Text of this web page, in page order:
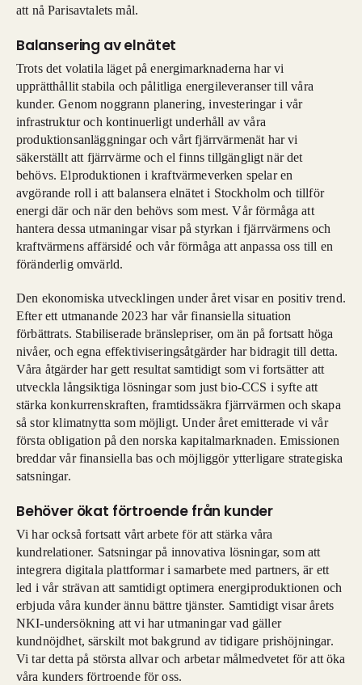
att nå Parisavtalets mål.
Balansering av elnätet
Trots det volatila läget på energimarknaderna har vi
upprätthållit stabila och pålitliga energileveranser till våra
kunder. Genom noggrann planering, investeringar i vår
infrastruktur och kontinuerligt underhåll av våra
produktionsanläggningar och vårt fjärrvärmenät har vi
säkerställt att fjärrvärme och el finns tillgängligt när det
behövs. Elproduktionen i kraftvärmeverken spelar en
avgörande roll i att balansera elnätet i Stockholm och tillför
energi där och när den behövs som mest. Vår förmåga att
hantera dessa utmaningar visar på styrkan i fjärrvärmens och
kraftvärmens affärsidé och vår förmåga att anpassa oss till en
föränderlig omvärld.
Den ekonomiska utvecklingen under året visar en positiv trend.
Efter ett utmanande 2023 har vår finansiella situation
förbättrats. Stabiliserade bränslepriser, om än på fortsatt höga
nivåer, och egna effektiviseringsåtgärder har bidragit till detta.
Våra åtgärder har gett resultat samtidigt som vi fortsätter att
utveckla långsiktiga lösningar som just bio-CCS i syfte att
stärka konkurrenskraften, framtidssäkra fjärrvärmen och skapa
så stor klimatnytta som möjligt. Under året emitterade vi vår
första obligation på den norska kapitalmarknaden. Emissionen
breddar vår finansiella bas och möjliggör ytterligare strategiska
satsningar.
Behöver ökat förtroende från kunder
Vi har också fortsatt vårt arbete för att stärka våra
kundrelationer. Satsningar på innovativa lösningar, som att
integrera digitala plattformar i samarbete med partners, är ett
led i vår strävan att samtidigt optimera energiproduktionen och
erbjuda våra kunder ännu bättre tjänster. Samtidigt visar årets
NKI-undersökning att vi har utmaningar vad gäller
kundnöjdhet, särskilt mot bakgrund av tidigare prishöjningar.
Vi tar detta på största allvar och arbetar målmedvetet för att öka
våra kunders förtroende för oss.